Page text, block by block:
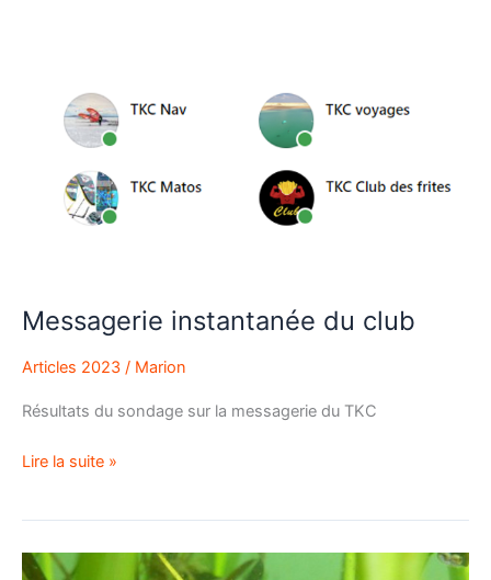
Messagerie instantanée du club
Articles 2023 / Marion
Résultats du sondage sur la messagerie du TKC
Lire la suite »
Connaissez